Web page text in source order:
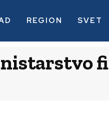
REGION SVET